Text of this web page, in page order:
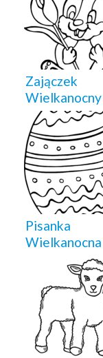
Zajączek
Wielkanocny
Pisanka
Wielkanocna